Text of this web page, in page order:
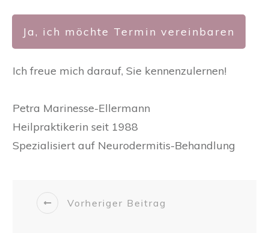
Ja, ich möchte Termin vereinbaren
Ich freue mich darauf, Sie kennenzulernen!
Petra Marinesse-Ellermann
Heilpraktikerin seit 1988
Spezialisiert auf Neurodermitis-Behandlung
Vorheriger Beitrag